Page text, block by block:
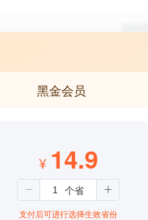
黑金会员
¥ 14.9
支付后可进行选择生效省份